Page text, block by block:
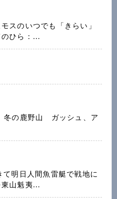
スのいつでも「きらい」
ひら：...
冬の鹿野山 ガッシュ、ア
明日人間魚雷艇で戦地に
山魁夷...